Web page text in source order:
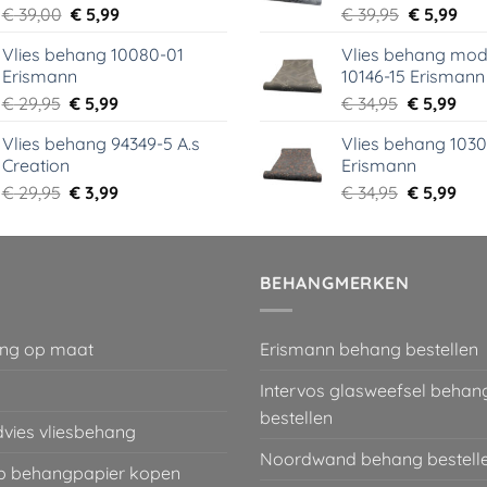
€39,00 Oorspronkelijke
was:
€ 39,00.
€ 5,99Huidige
is:
Vlies behang 10080-01
Erismann
€29,95 Oorspronkelijke
was:
€ 5,99Huidige
is:
Vlies behang 94349-5 A.s
Creation
€29,95 Oorspronkelijke
was:
€ 3,99Huidige
is:
€39,95
was:
€ 39,95.
€5,99
is:
€
Vlies behang
10146-15 Erismann
€34,95
was:
€ 34,95.
€5,99
is:
Vlies behang
Erismann
€34,95
was:
€5,99
is:
op maat
vliesbehang
behangpapier kopen
BEHANGMERKEN
Erismann behang bestellen
Intervos glasweefsel
bestellen
Noordwand behang